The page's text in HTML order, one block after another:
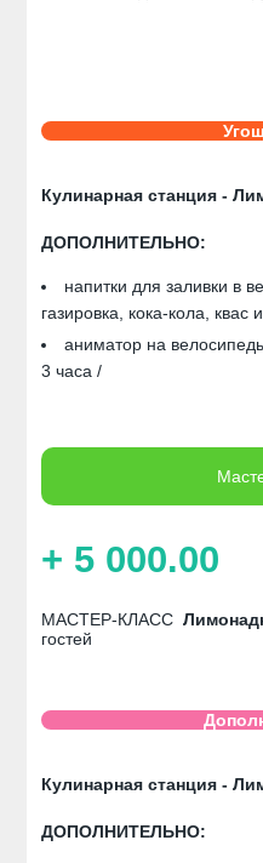
Кулинарная станция -
ДОПОЛНИТЕЛЬНО:
напитки для заливки в
газировка, кока-кола, квас
аниматор на
3 часа /
+ 5 000.00
МАСТЕР-КЛАСС
гостей
Кулинарная станция -
ДОПОЛНИТЕЛЬНО: